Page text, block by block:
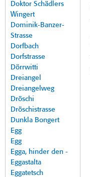
Doktor Schädlers
Wingert
Dominik-Banzer-
Strasse
Dorfbach
Dorfstrasse
Dörrwitti
Dreiangel
Dreiangelweg
Dröschi
Dröschistrasse
Dunkla Bongert
Egg
Egg
Egga, hinder den -
Eggastalta
Eggatetsch